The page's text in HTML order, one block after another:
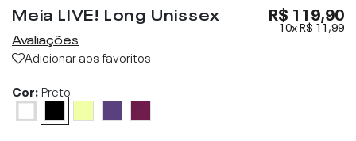
Meia LIVE! Long Unissex
Avaliações
Adicionar aos favoritos
R$ 119,90
10xR$ 11,99
Cor:Preto